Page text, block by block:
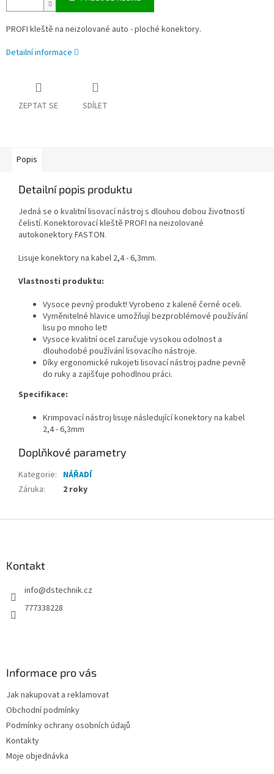
PROFI kleště na neizolované auto - ploché konektory.
Detailní informace
ZEPTAT SE SDÍLET
Popis
Detailní popis produktu
Jedná se o kvalitní lisovací nástroj s dlouhou dobou životností
čelistí. Konektorovací kleště PROFI na neizolované
autokonektory FASTON.
Lisuje konektory na kabel 2,4 - 6,3mm.
Vlastnosti produktu:
Vysoce pevný produkt! Vyrobeno z kalené černé oceli.
Vyměnitelné hlavice umožňují bezproblémové používání
lisu po mnoho let!
Vysoce kvalitní ocel zaručuje vysokou odolnost a
dlouhodobé používání lisovacího nástroje.
Díky ergonomické rukojeti lisovací nástroj padne pevně
do ruky a zajišťuje pohodlnou práci.
Specifikace:
Krimpovací nástroj lisuje následující konektory na kabel
2,4 - 6,3mm
Doplňkové parametry
Kategorie: NÁŘADÍ
Záruka: 2 roky
Kontakt
info@dstechnik.cz
777338228
Informace pro vás
Jak nakupovat a reklamovat
Obchodní podmínky
Podmínky ochrany osobních údajů
Kontakty
Moje objednávka